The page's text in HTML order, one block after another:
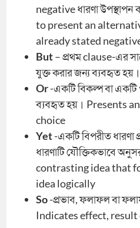
negative ধারণা
to present an
already stated
But– প্রথম clause-এর
যুক্ত করার জন্য ব্যবহৃত
Or-একটি বিকল্প বা একটি
ব্যবহৃত হয়। Presents
choice
Yet-একটি বিপরীত ধারণা
ধারণাটি যৌক্তিকভাবে
contrasting idea that
idea logically
So-প্রভাব, ফলাফল বা
Indicates effect, result